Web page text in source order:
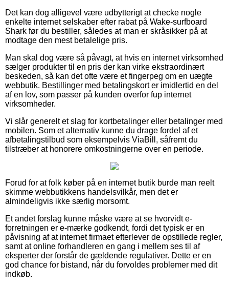
Det kan dog alligevel være udbytterigt at checke nogle
enkelte internet selskaber efter rabat på Wake-surfboard
Shark før du bestiller, således at man er skråsikker på at
modtage den mest betalelige pris.
Man skal dog være så påvagt, at hvis en internet virksomhed
sælger produkter til en pris der kan virke ekstraordinært
beskeden, så kan det ofte være et fingerpeg om en uægte
webbutik. Bestillinger med betalingskort er imidlertid en del
af en lov, som passer på kunden overfor fup internet
virksomheder.
Vi slår generelt et slag for kortbetalinger eller betalinger med
mobilen. Som et alternativ kunne du drage fordel af et
afbetalingstilbud som eksempelvis ViaBill, såfremt du
tilstræber at honorere omkostningerne over en periode.
Forud for at folk køber på en internet butik burde man reelt
skimme webbutikkens handelsvilkår, men det er
almindeligvis ikke særlig morsomt.
Et andet forslag kunne måske være at se hvorvidt e-
forretningen er e-mærke godkendt, fordi det typisk er en
påvisning af at internet firmaet efterlever de opstillede regler,
samt at online forhandleren en gang i mellem ses til af
eksperter der forstår de gældende regulativer. Dette er en
god chance for bistand, når du forvoldes problemer med dit
indkøb.